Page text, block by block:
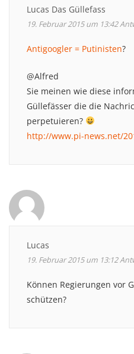
Lucas Das Güllefass
19. Februar 2015 um 13:42
Antigoogler = Putinisten?
@Alfred
Sie meinen wie diese
Güllefässer die die
perpetuieren?
http://www.pi-news.net/
Lucas
19. Februar 2015 um 13:12
Können Regierungen vor
schützen?